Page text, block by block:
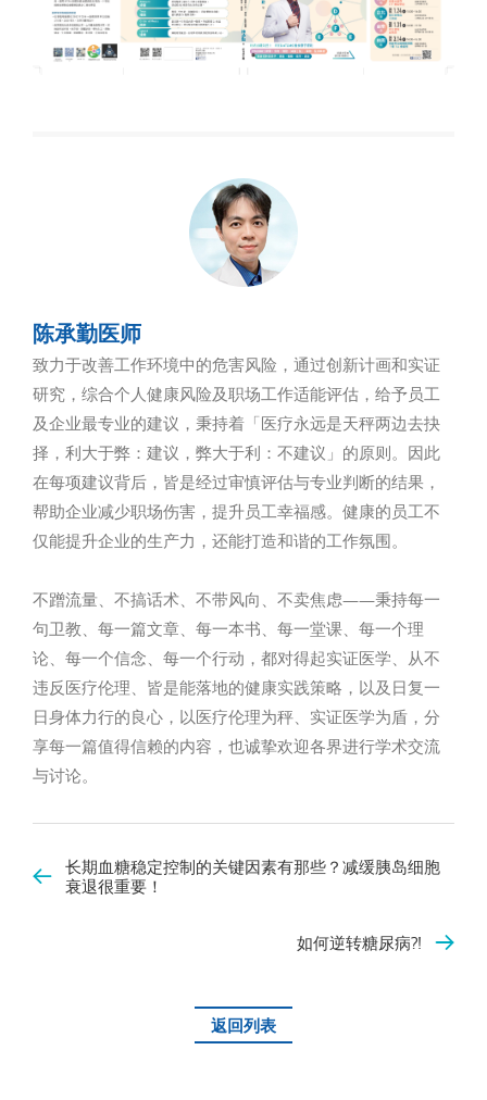
陈承勤医师
致力于改善工作环境中的危害风险，通过创新计画和实证
研究，综合个人健康风险及职场工作适能评估，给予员工
及企业最专业的建议，秉持着「医疗永远是天秤两边去抉
择，利大于弊：建议，弊大于利：不建议」的原则。因此
在每项建议背后，皆是经过审慎评估与专业判断的结果，
帮助企业减少职场伤害，提升员工幸福感。健康的员工不
仅能提升企业的生产力，还能打造和谐的工作氛围。
不蹭流量、不搞话术、不带风向、不卖焦虑——秉持每一
句卫教、每一篇文章、每一本书、每一堂课、每一个理
论、每一个信念、每一个行动，都对得起实证医学、从不
违反医疗伦理、皆是能落地的健康实践策略，以及日复一
日身体力行的良心，以医疗伦理为秤、实证医学为盾，分
享每一篇值得信赖的内容，也诚挚欢迎各界进行学术交流
与讨论。
长期血糖稳定控制的关键因素有那些？减缓胰岛细胞
衰退很重要！
如何逆转糖尿病?!
返回列表